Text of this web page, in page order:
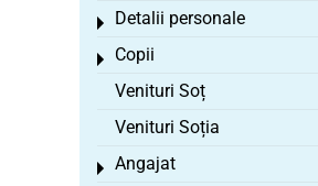
Detalii personale
Toggle menu
Copii
Toggle menu
Venituri Soț
Venituri Soția
Angajat
Toggle menu